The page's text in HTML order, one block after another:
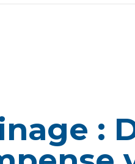
: